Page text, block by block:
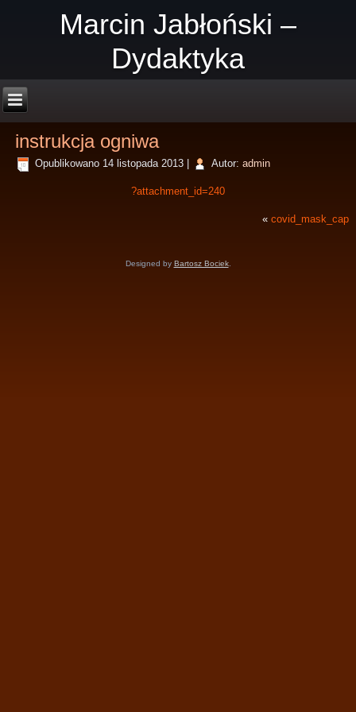
Marcin Jabłoński –
Dydaktyka
instrukcja ogniwa
Opublikowano 14 listopada 2013 Autor: admin
?attachment_id=240
« covid_mask_cap
Designed by Bartosz Bociek.